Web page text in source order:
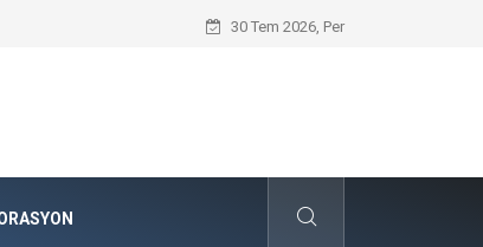
Karbon Siyahı ve Modern Endüstrideki
30 Tem 2026, Per